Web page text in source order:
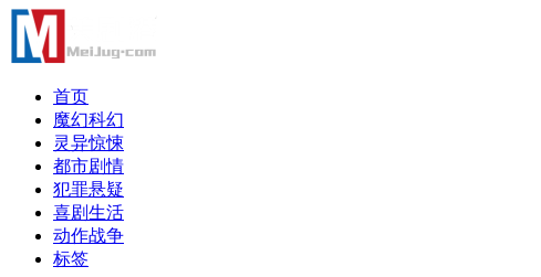
首页
魔幻科幻
灵异惊悚
都市剧情
犯罪悬疑
喜剧生活
动作战争
标签